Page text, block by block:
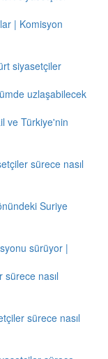
| Komisyon
siyasetçiler
uzlaşabilecek
ve Türkiye'nin
sürece nasıl
Suriye
sürüyor |
nasıl
sürece nasıl